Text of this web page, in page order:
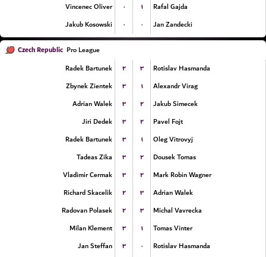
Vincenec Oliver
۰ ۱
Rafal Gajda
Jakub Kosowski
۰ ۰ Jan Zandecki
Czech Republic Pro League
Radek Bartunek
۲ ۳
Rotislav Hasmanda
Zbynek Zientek
۳ ۱
Alexandr Virag
Adrian Walek
۳ ۲
Jakub Simecek
Jiri Dedek
۳ ۲
Pavel Fojt
Radek Bartunek
۳ ۱
Oleg Vitrovyj
Tadeas Zika
۳ ۲
Dousek Tomas
Vladimir Cermak
۳ ۲
Mark Robin Wagner
Richard Skacelik
۲ ۳
Adrian Walek
Radovan Polasek
۲ ۳
Michal Vavrecka
Milan Klement
۳ ۱
Tomas Vinter
Jan Steffan
۳ ۰
Rotislav Hasmanda